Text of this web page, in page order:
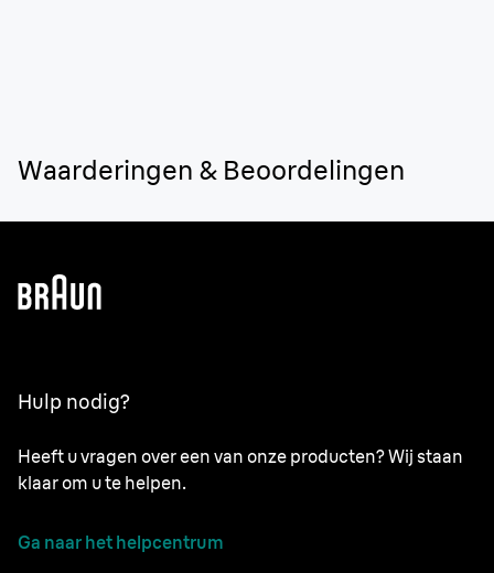
Waarderingen & Beoordelingen
Hulp nodig?
Heeft u vragen over een van onze producten? Wij staan
klaar om u te helpen.
Ga naar het helpcentrum